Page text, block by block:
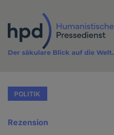
Inhalt
Der säkulare Blick auf die Welt.
POLITIK
Rezension